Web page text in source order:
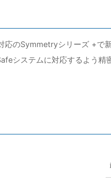
応のSymmetryシリーズ +で
システムに対応するよう精